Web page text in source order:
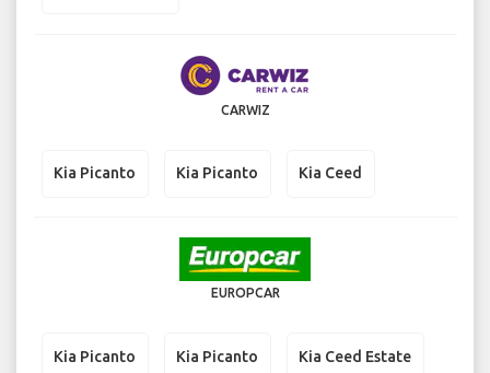
CARWIZ
Kia Picanto Kia Picanto Kia Ceed
EUROPCAR
Kia Picanto Kia Picanto Kia Ceed Estate